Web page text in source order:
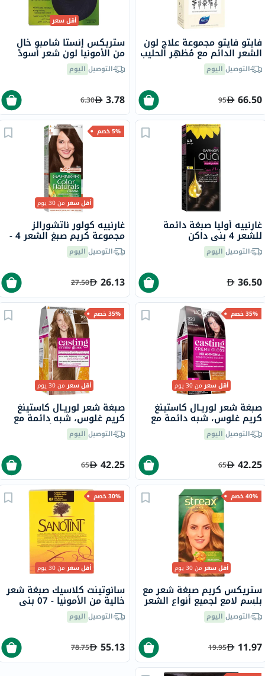
فايتو فايتو مجموعة علاج لون
الشعر الدائم مع مُظهِر الحليب
بنيالتوصيل اليوم
66.50
95
أقل سعر
ستريكس إنستا شامبو خالٍ
من الأمونيا لون شعر أسود
طبيعي 1
التوصيل اليوم
3.78
6.30
غارنييه أوليا صبغة دائمة
للشعر 4 بني داكن
التوصيل اليوم
36.50
5% خصم
أقل سعرمن 30 يوم
غارنييه كولور ناتشورالز
مجموعة كريم صبغ الشعر 4 -
بنيالتوصيل اليوم
26.13
27.50
35% خصم
أقل سعرمن 30 يوم
صبغة شعر لوريـال كاستينغ
كريم غلوس، شبه دائمة مع
داكنالتوصيل اليوم
42.25
65
35% خصم
أقل سعرمن 30 يوم
صبغة شعر لوريـال كاستينغ
كريم غلوس، شبه دائمة مع
بلسم، بدرجة 700 أشقر
التوصيل اليوم
42.25
65
40% خصم
أقل سعرمن 30 يوم
ستريكس كريم صبغة شعر مع
بلسم لامع لجميع أنواع الشعر
- أشقر ذهبي 7.3
التوصيل اليوم
11.97
19.95
30% خصم
أقل سعرمن 30 يوم
سانوتينت كلاسيك صبغة شعر
خالية من الأمونيا - 07 بني
رمادي 125 مل
التوصيل اليوم
55.13
78.75